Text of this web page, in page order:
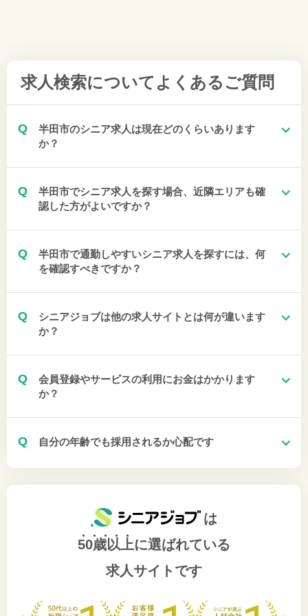
求人検索について よくあるご質問
Q
半田市のシニア求人は現在どのくらいあります
か？
Q
半田市でシニア求人を探す場合、近隣エリアも確
認した方がよいですか？
Q
半田市で通勤しやすいシニア求人を探すには、何
を確認すべきですか？
Q
シニアジョブは他の求人サイトとは何が違います
か？
Q
会員登録やサービスの利用にお金はかかります
か？
Q 自分の年齢でも採用されるか心配です
は
50歳以上に選ばれている
求人サイトです